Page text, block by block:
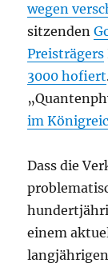
wegen
sitzenden
Preisträgers
3000 hofiert
im
Dass die
einem